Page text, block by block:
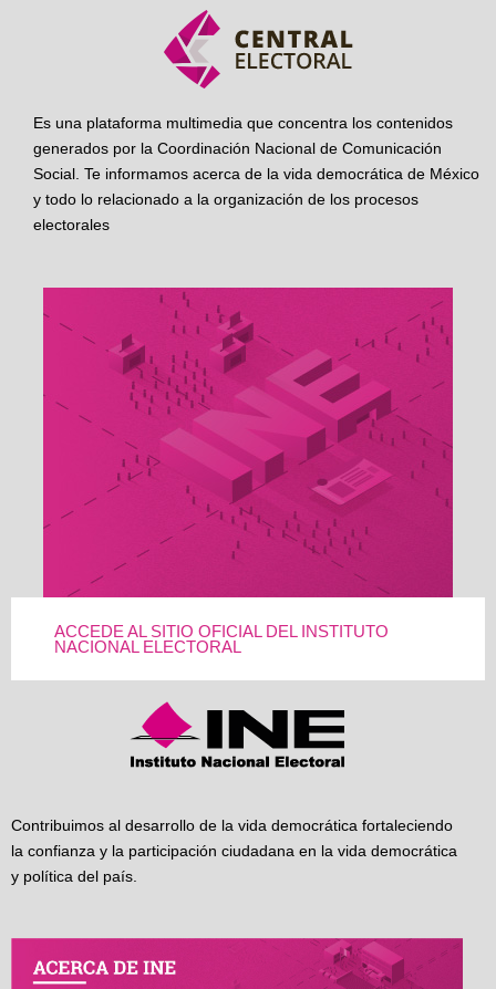
Es una plataforma multimedia que concentra los contenidos
generados por la Coordinación Nacional de Comunicación
Social. Te informamos acerca de la vida democrática de México
y todo lo relacionado a la organización de los procesos
electorales
ACCEDE AL SITIO OFICIAL DEL INSTITUTO
NACIONAL ELECTORAL
Contribuimos al desarrollo de la vida democrática fortaleciendo
la confianza y la participación ciudadana en la vida democrática
y política del país.